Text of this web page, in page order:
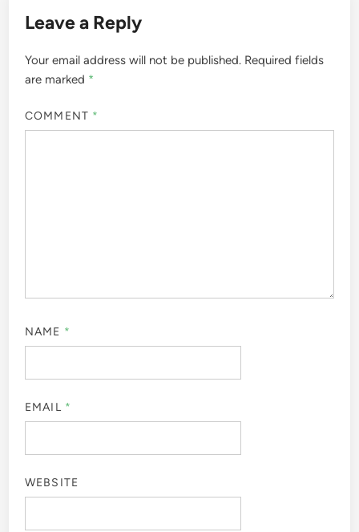
Leave a Reply
Your email address will not be published. Required fields
are marked *
COMMENT *
NAME *
EMAIL *
WEBSITE